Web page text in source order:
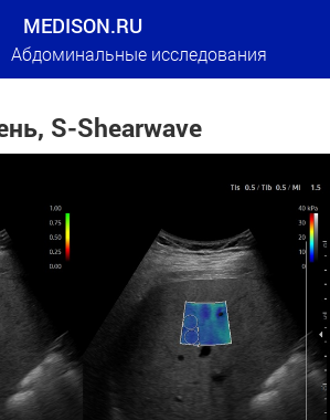
MEDISON.RU
Абдоминальные исследования
S-Shearwave